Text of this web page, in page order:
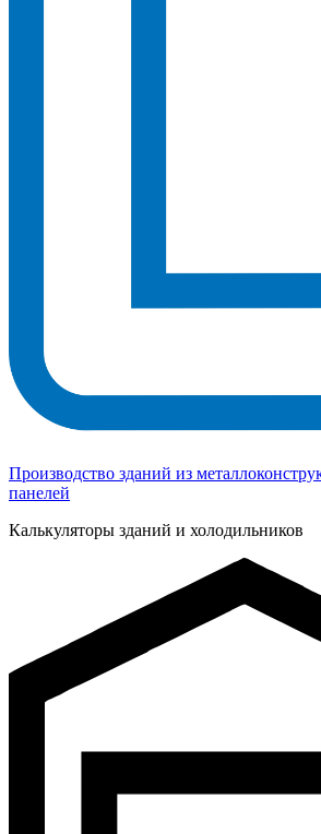
Производство зданий из
панелей
Калькуляторы зданий и холодильников